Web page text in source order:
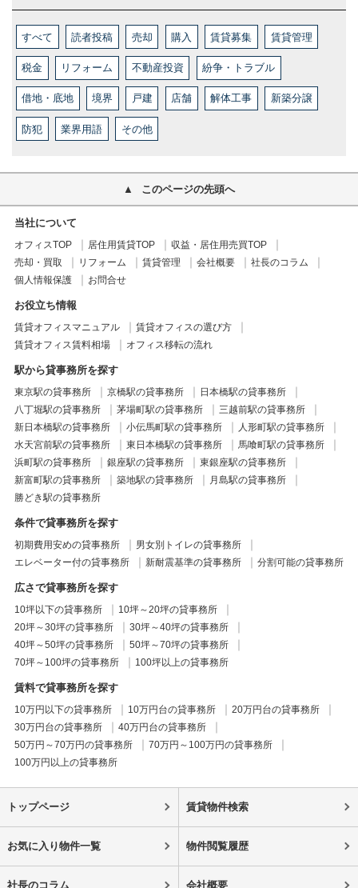
すべて 読者投稿 売却 購入 賃貸募集 賃貸管理
税金 リフォーム 不動産投資 紛争・トラブル
借地・底地 境界 戸建 店舗 解体工事 新築分譲
防犯 業界用語 その他
このページの先頭へ
当社について
オフィスTOP 居住用賃貸TOP
収益・居住用売買TOP
売却・買取
リフォーム 賃貸管理 会社概要
社長のコラム
個人情報保護
お問合せ
お役立ち情報
賃貸オフィスマニュアル
賃貸オフィスの選び方
賃貸オフィス賃料相場
オフィス移転の流れ
駅から貸事務所を探す
東京駅の貸事務所 京橋駅の貸事務所
日本橋駅の貸事務所
八丁堀駅の貸事務所
茅場町駅の貸事務所
三越前駅の貸事務所
新日本橋駅の貸事務所
小伝馬町駅の貸事務所
人形町駅の貸事務所
水天宮前駅の貸事務所
東日本橋駅の貸事務所
馬喰町駅の貸事務所
浜町駅の貸事務所
銀座駅の貸事務所
東銀座駅の貸事務所
新富町駅の貸事務所
築地駅の貸事務所
月島駅の貸事務所
勝どき駅の貸事務所
条件で貸事務所を探す
初期費用安めの貸事務所
男女別トイレの貸事務所
エレベーター付の貸事務所
新耐震基準の貸事務所 分割可能の貸事務所
広さで貸事務所を探す
10坪以下の貸事務所
10坪～20坪の貸事務所
20坪～30坪の貸事務所
30坪～40坪の貸事務所
40坪～50坪の貸事務所
50坪～70坪の貸事務所
70坪～100坪の貸事務所
100坪以上の貸事務所
賃料で貸事務所を探す
10万円以下の貸事務所 10万円台の貸事務所
20万円台の貸事務所
30万円台の貸事務所
40万円台の貸事務所
50万円～70万円の貸事務所
70万円～100万円の貸事務所
100万円以上の貸事務所
トップページ 賃貸物件検索
お気に入り物件一覧 物件閲覧履歴
社長のコラム 会社概要